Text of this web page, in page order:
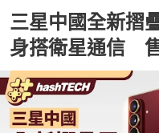
三星中國全新
身搭衛星通信